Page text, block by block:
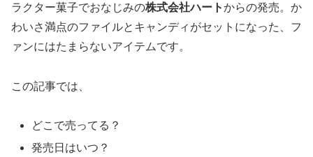
ラクター菓子でおなじみの株式会社ハートからの発売。か
わいさ満点のファイルとキャンディがセットになった、フ
ァンにはたまらないアイテムです。
この記事では、
どこで売ってる？
発売日はいつ？